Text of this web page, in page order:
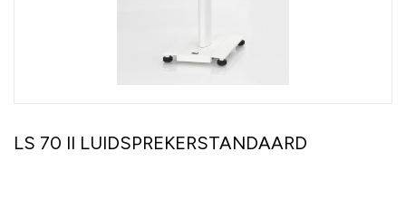
LS 70 II LUIDSPREKERSTANDAARD